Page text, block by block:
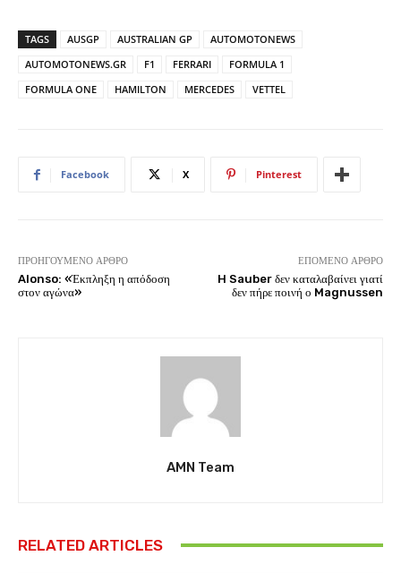
TAGS AUSGP AUSTRALIAN GP
AUTOMOTONEWS
AUTOMOTONEWS.GR
F1 FERRARI
FORMULA 1
FORMULA ONE
HAMILTON MERCEDES VETTEL
Facebook X Pinterest
ΠΡΟΗΓΟΎΜΕΝΟ ΆΡΘΡΟ
Alonso: «Έκπληξη η απόδοση
στον αγώνα»
ΕΠΌΜΕΝΟ ΆΡΘΡΟ
H Sauber δεν καταλαβαίνει γιατί
δεν πήρε ποινή ο Magnussen
AMN Team
RELATED ARTICLES